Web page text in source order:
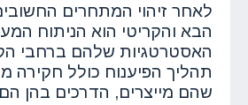
לאחר זיהוי המתחרים
הבא והקריטי הוא הניתוח
האסטרטגיות שלהם ברחבי
תהליך הפיענוח כולל חקירה
שהם מייצרים, הדרכים בהן הם